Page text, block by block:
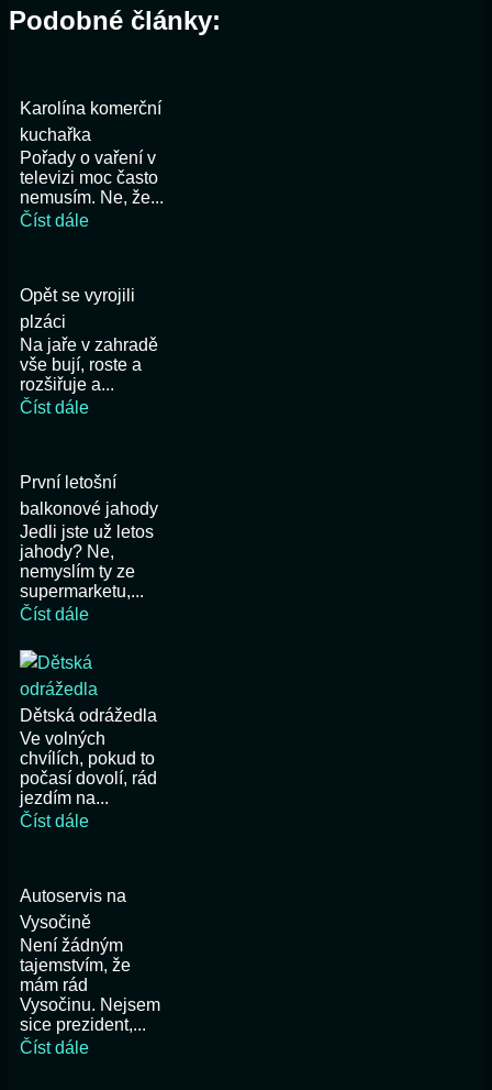
Podobné články:
Karolína komerční
kuchařka
Pořady o vaření v
televizi moc často
nemusím. Ne, že...
Číst dále
Opět se vyrojili
plzáci
Na jaře v zahradě
vše bují, roste a
rozšiřuje a...
Číst dále
První letošní
balkonové jahody
Jedli jste už letos
jahody? Ne,
nemyslím ty ze
supermarketu,...
Číst dále
Dětská odrážedla
Ve volných
chvílích, pokud to
počasí dovolí, rád
jezdím na...
Číst dále
Autoservis na
Vysočině
Není žádným
tajemstvím, že
mám rád
Vysočinu. Nejsem
sice prezident,...
Číst dále